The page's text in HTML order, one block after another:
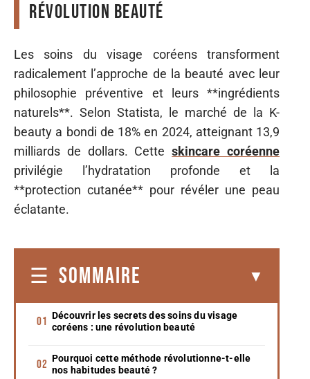
révolution beauté
Les soins du visage coréens transforment
radicalement l’approche de la beauté avec leur
philosophie préventive et leurs **ingrédients
naturels**. Selon Statista, le marché de la K-
beauty a bondi de 18% en 2024, atteignant 13,9
milliards de dollars. Cetteskincare coréenne
privilégie l’hydratation profonde et la
**protection cutanée** pour révéler une peau
éclatante.
SOMMAIRE
Découvrir les secrets des soins du visage
coréens : une révolution beauté
Pourquoi cette méthode révolutionne-t-elle
nos habitudes beauté ?